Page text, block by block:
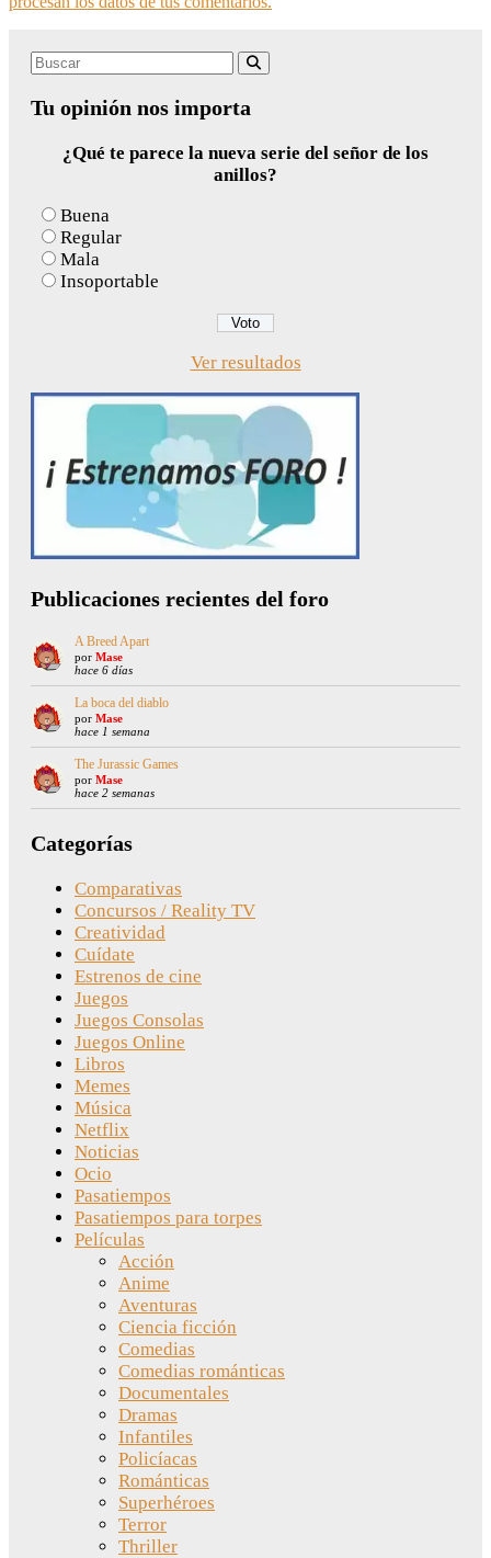
Search
Tu opinión nos importa
¿Qué te parece la nueva serie del señor de los
anillos?
Buena
Regular
Mala
Insoportable
Ver resultados
Publicaciones recientes del foro
A Breed Apart
por Mase
hace 6 días
La boca del diablo
por Mase
hace 1 semana
The Jurassic Games
por Mase
hace 2 semanas
Categorías
Comparativas
Concursos / Reality TV
Creatividad
Cuídate
Estrenos de cine
Juegos
Juegos Consolas
Juegos Online
Libros
Memes
Música
Netflix
Noticias
Ocio
Pasatiempos
Pasatiempos para torpes
Películas
Acción
Anime
Aventuras
Ciencia ficción
Comedias
Comedias románticas
Documentales
Dramas
Infantiles
Policíacas
Románticas
Superhéroes
Terror
Thriller